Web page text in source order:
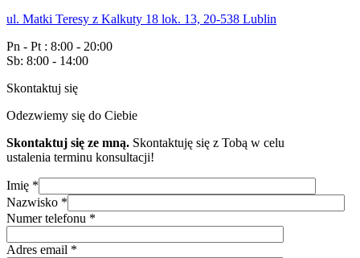
ul. Matki Teresy z Kalkuty 18 lok. 13, 20-538 Lublin
Pn - Pt : 8:00 - 20:00
Sb: 8:00 - 14:00
Skontaktuj się
Odezwiemy się do Ciebie
Skontaktuj się ze mną. Skontaktuję się z Tobą w celu
ustalenia terminu konsultacji!
Imię *
Nazwisko *
Numer telefonu *
Adres email *